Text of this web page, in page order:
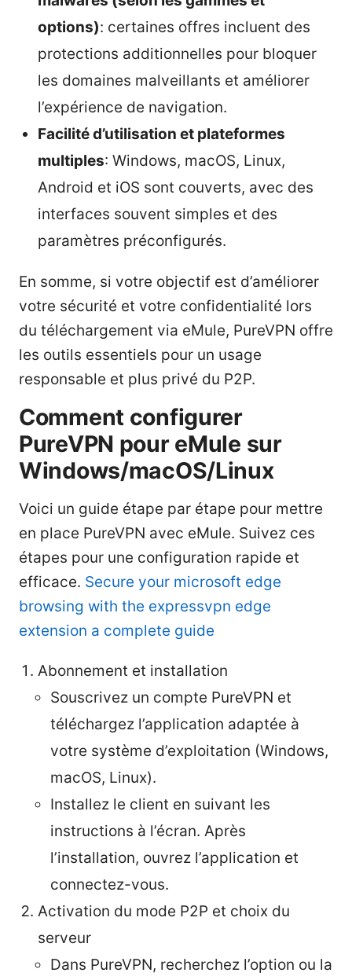
options): certaines offres incluent des
protections additionnelles pour bloquer
les domaines malveillants et améliorer
l’expérience de navigation.
Facilité d’utilisation et plateformes
multiples: Windows, macOS, Linux,
Android et iOS sont couverts, avec des
interfaces souvent simples et des
paramètres préconfigurés.
En somme, si votre objectif est d’améliorer
votre sécurité et votre confidentialité lors
du téléchargement via eMule, PureVPN offre
les outils essentiels pour un usage
responsable et plus privé du P2P.
Comment configurer
PureVPN pour eMule sur
Windows/macOS/Linux
Voici un guide étape par étape pour mettre
en place PureVPN avec eMule. Suivez ces
étapes pour une configuration rapide et
efficace. Secure your microsoft edge
browsing with the expressvpn edge
extension a complete guide
Abonnement et installation
Souscrivez un compte PureVPN et
téléchargez l’application adaptée à
votre système d’exploitation (Windows,
macOS, Linux).
Installez le client en suivant les
instructions à l’écran. Après
l’installation, ouvrez l’application et
connectez-vous.
Activation du mode P2P et choix du
serveur
Dans PureVPN, recherchez l’option ou la